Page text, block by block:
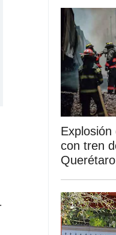
con tren
Querétaro